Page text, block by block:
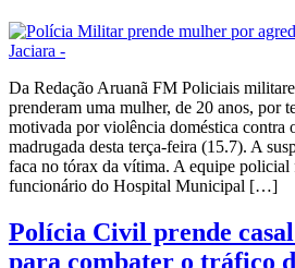
Da Redação Aruanã FM Policiais
prenderam uma mulher, de 20 anos, por
motivada por violência doméstica contra
madrugada desta terça-feira (15.7). A
faca no tórax da vítima. A equipe
funcionário do Hospital Municipal […]
Polícia Civil prende
para combater o tráfico